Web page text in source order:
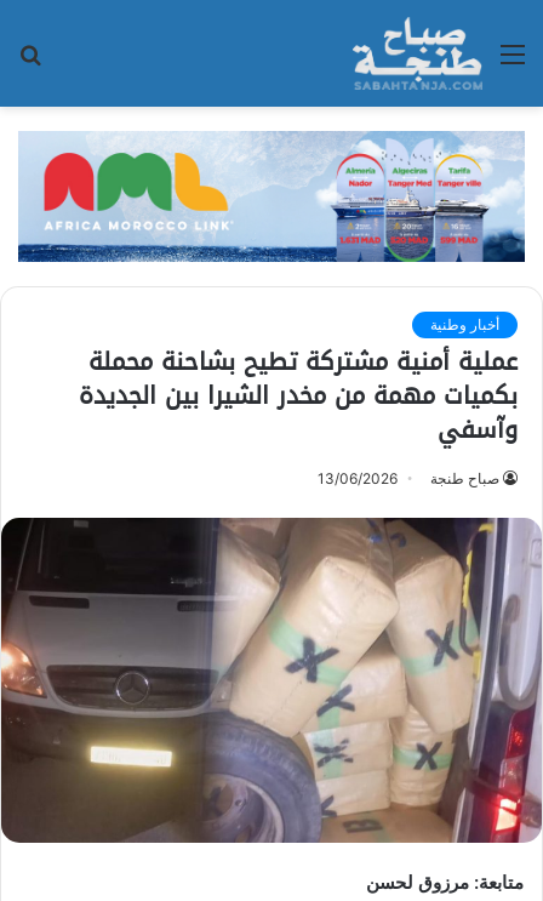
القائمة
أخبار وطنية
عملية أمنية مشتركة تطيح بشاحنة محملة
بكميات مهمة من مخدر الشيرا بين الجديدة
وآسفي
صباح طنجة 13/06/2026
متابعة: مرزوق لحسن